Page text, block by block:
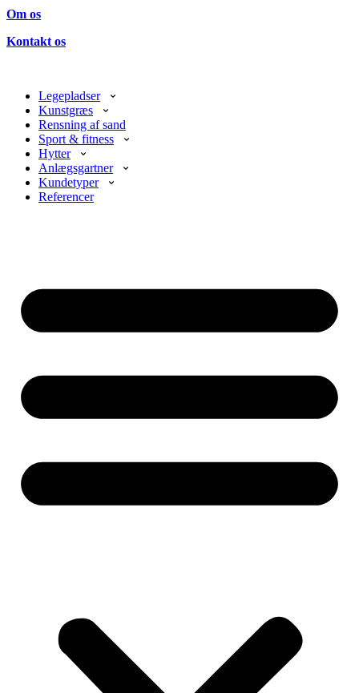
Om os
Kontakt os
Legepladser
Kunstgræs
Rensning af sand
Sport & fitness
Hytter
Anlægsgartner
Kundetyper
Referencer